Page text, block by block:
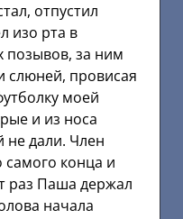
отпустил
изо рта в
позывов, за ним
слюней, провисая
моей
и из носа
не дали. Член
самого конца и
раз Паша держал
начала